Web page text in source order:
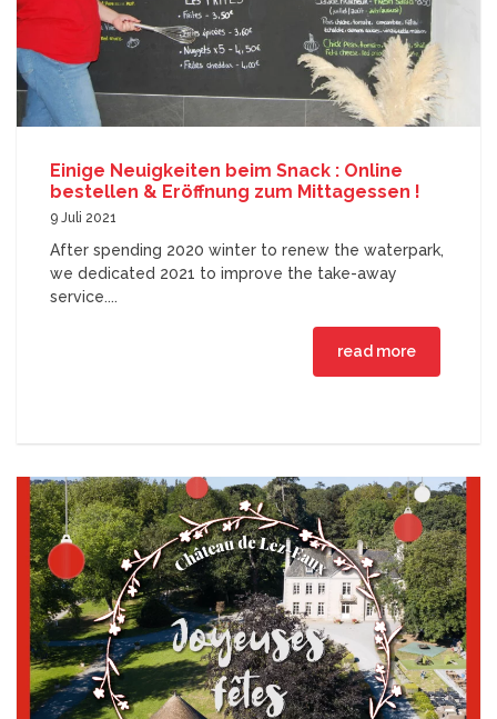
Einige Neuigkeiten beim Snack : Online
bestellen & Eröffnung zum Mittagessen !
9 Juli 2021
After spending 2020 winter to renew the waterpark,
we dedicated 2021 to improve the take-away
service....
read more